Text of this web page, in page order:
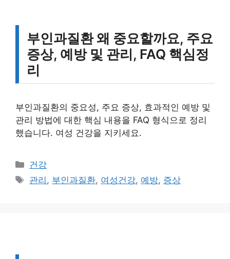
부인과질환 왜 중요할까요, 주요
증상, 예방 및 관리, FAQ 핵심정
리
부인과질환의 중요성, 주요 증상, 효과적인 예방 및
관리 방법에 대한 핵심 내용을 FAQ 형식으로 정리
했습니다. 여성 건강을 지키세요.
카
테
건강
태
관리 , 부인과질환, 여성건강, 예방, 증상